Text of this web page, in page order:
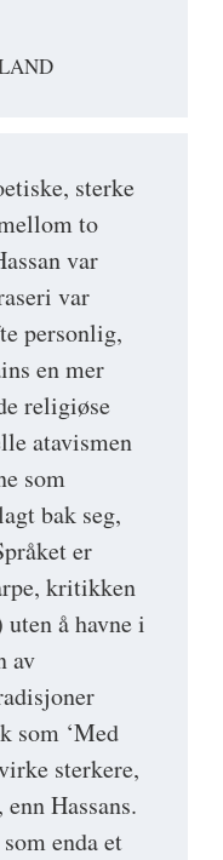
sterke
to
var
var
personlig,
en mer
religiøse
atavismen
som
bak seg,
er
kritikken
å havne i
av
som ‘Med
sterkere,
Hassans.
enda et